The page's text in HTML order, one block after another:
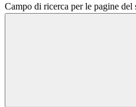
Campo di ricerca per le pagine del